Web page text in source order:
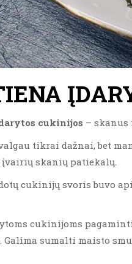
cukinijos –
tikrai dažnai, bet
skanių patiekalų.
cukinijų svoris buvo
cukinijoms
Galima sumalti maisto